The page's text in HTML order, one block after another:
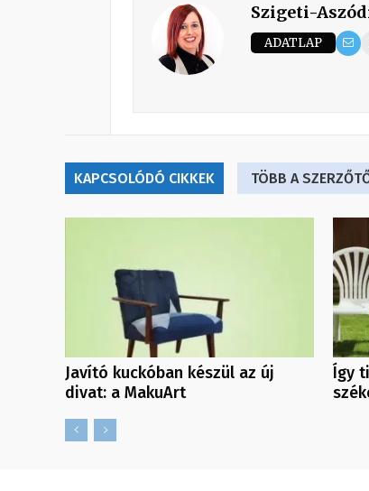
Szigeti-
ADATLAP
KAPCSOLÓDÓ CIKKEK TÖBB A
Javító kuckóban készül az új
divat: a MakuArt
Így